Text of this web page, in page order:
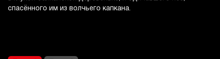
спасённого им из волчьего капкана.